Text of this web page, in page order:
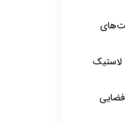
لاستیک